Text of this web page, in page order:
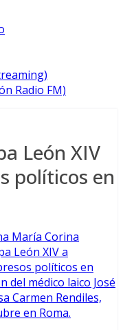
Radio FM)
León XIV
políticos en